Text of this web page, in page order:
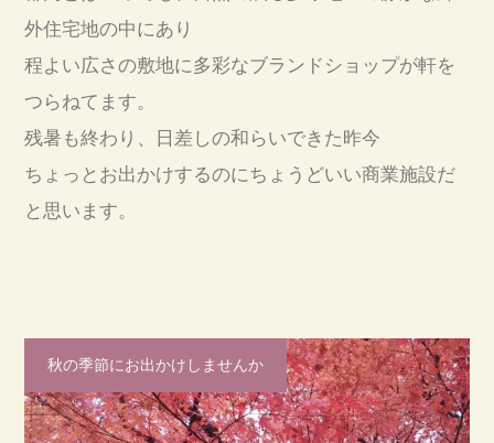
外住宅地の中にあり
程よい広さの敷地に多彩なブランドショップが軒を
つらねてます。
残暑も終わり、日差しの和らいできた昨今
ちょっとお出かけするのにちょうどいい商業施設だ
と思います。
秋の季節にお出かけしませんか